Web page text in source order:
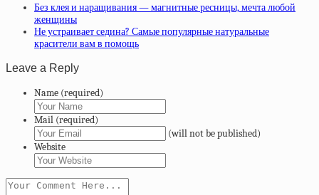
Без клея и наращивания — магнитные ресницы, мечта любой
женщины
Не устраивает седина? Самые популярные натуральные
красители вам в помощь
Leave a Reply
Name (required)
Mail (required)
(will not be published)
Website